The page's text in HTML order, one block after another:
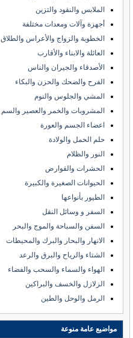
الملابس والنقود والتزين
أجهزة وآلات ومعدات مختلفة
الخطوبة والزواج والأعراس والطلاق
العائلة والابناء والأقارب
الأصدقاء والجيران والناس
الفرح والضحك والحزن والبكاء
المشي والجلوس والنوم
المشروبات والخمر والعصير والسم
اعضاء الجسم والعورة
حلم الحمل والولادة
النور والظلام
الحشرات والقوارض
الحيوانات الصغيرة والكبيرة
الطيور بأنواعها
السفر و وسائل النقل
السفن والسباحة والموج والبحر
الانهار والبحار والبرك والمحيطات
الشتاء والرياح والبرق والرعد
الهواء والسماء والسحب والفضاء
الزلازل والخسف والبراكين
الرمل والوحل والطين
مواضيع عامة منوعة